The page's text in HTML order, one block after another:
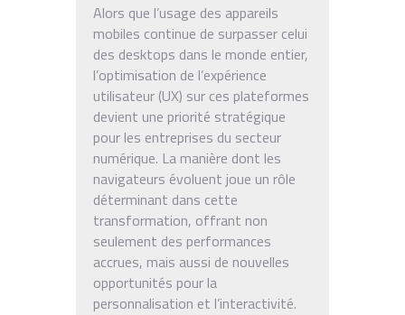
Alors que l’usage des appareils
mobiles continue de surpasser celui
des desktops dans le monde entier,
l’optimisation de l’expérience
utilisateur (UX) sur ces plateformes
devient une priorité stratégique
pour les entreprises du secteur
numérique. La manière dont les
navigateurs évoluent joue un rôle
déterminant dans cette
transformation, offrant non
seulement des performances
accrues, mais aussi de nouvelles
opportunités pour la
personnalisation et l’interactivité.